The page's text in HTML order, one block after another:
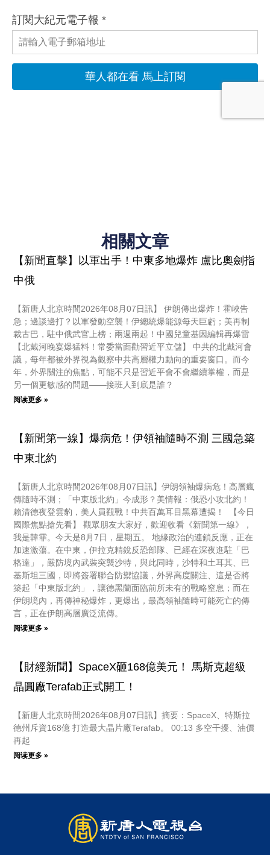
相關文章
【新聞直擊】以軍出手！中東多地爆炸 盧比奧劍指
中俄
【新唐人北京時間2026年08月07日訊】 伊朗傳出爆炸！霍峽告
急；邊談邊打？以軍發動空襲！伊總統爆能源每天巨虧；美再制
裁古巴，駐中俄武官上榜；兩週兩起！中國兒童基因編輯再爆雷
【北戴河晚宴爆猛料！常委當面勸習近平立儲】 中共的北戴河會
議，每年都被外界視為觀察中共高層權力動向的重要窗口。而今
年，外界關注的焦點，可能不只是習近平會不會繼續掌權，而是
另一個更敏感的問題——接班人到底是誰？
阅读更多 »
【新聞第一線】爆病危！伊領袖隨時不測 三國急築
中東北約
【新唐人北京時間2026年08月07日訊】伊朗領袖爆病危！高層瘋
傳隨時不測；「中東版北約」今成形？美情報：俄恐小攻北約！
賴清德夜登雲豹，美人員觀戰！中共百萬耳目黑幕遭揭！ 【今日
國際焦點搶先看】 觀眾朋友大家好，歡迎收看《新聞第一線》，
我是韓霏。今天是8月7日，星期五。 地緣政治的連鎖反應，正在
加速激蕩。在中東，伊拉克精銳反恐部隊、已經在深夜進駐「巴
格達」，嚴防境內武裝突襲沙特，與此同時，沙特和土耳其、巴
基斯坦三國，即將簽署聯合防禦協議，外界高度關注、這是否將
築起「中東版北約」，讓德黑蘭面臨前所未有的戰略窒息；而在
伊朗境內，再傳神秘爆炸，更爆出，最高領袖隨時可能死亡的傳
言，正在伊朗高層廣泛流傳。
阅读更多 »
【財經新聞】SpaceX砸168億美元！ 馬斯克超級
晶圓廠Terafab正式開工！
【新唐人北京時間2026年08月07日訊】摘要：SpaceX、特斯拉
德州斥資168億 打造最大晶片廠Terafab。 00:13 多空干擾、油價
再起
阅读更多 »